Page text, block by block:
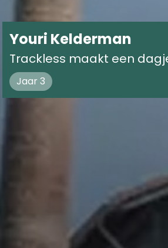
Youri Kelderman
Trackless maakt een
Jaar 3